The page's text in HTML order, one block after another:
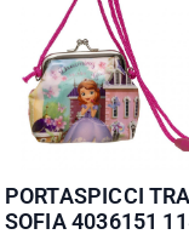
PORTASPICCI
SOFIA 4036151